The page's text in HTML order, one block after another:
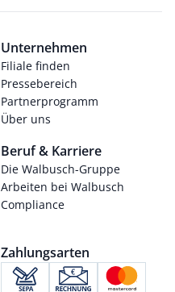
Unternehmen
Filiale finden
Pressebereich
Partnerprogramm
Über uns
Beruf & Karriere
Die Walbusch-Gruppe
Arbeiten bei Walbusch
Compliance
Zahlungsarten